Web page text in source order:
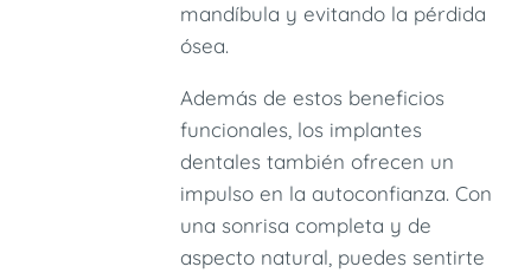
mandíbula y evitando la pérdida
ósea.
Además de estos beneficios
funcionales, los implantes
dentales también ofrecen un
impulso en la autoconfianza. Con
una sonrisa completa y de
aspecto natural, puedes sentirte